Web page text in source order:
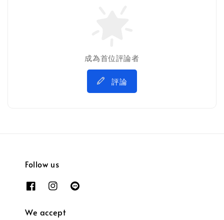
成為首位評論者
評論
Follow us
We accept